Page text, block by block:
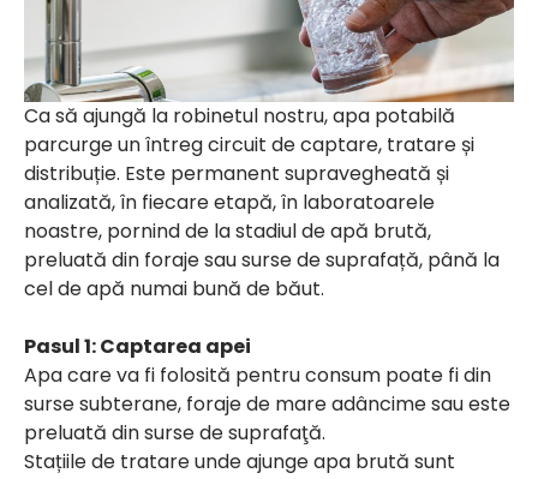
Ca să ajungă la robinetul nostru, apa potabilă
parcurge un întreg circuit de captare, tratare și
distribuție. Este permanent supravegheată și
analizată, în fiecare etapă, în laboratoarele
noastre, pornind de la stadiul de apă brută,
preluată din foraje sau surse de suprafață, până la
cel de apă numai bună de băut.
Pasul 1: Captarea apei
Apa care va fi folosită pentru consum poate fi din
surse subterane, foraje de mare adâncime sau este
preluată din surse de suprafaţă.
Stațiile de tratare unde ajunge apa brută sunt